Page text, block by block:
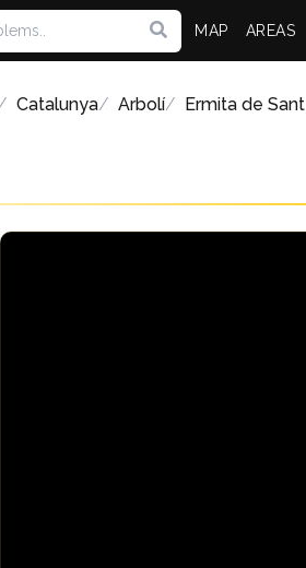
MAP AREAS
Catalunya Arbolí Ermita de